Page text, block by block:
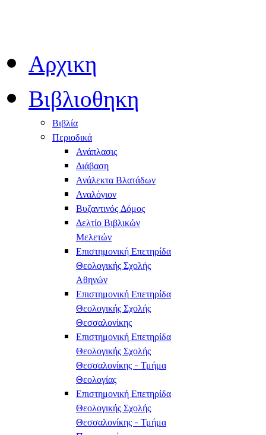
Αρχικη
Βιβλιοθηκη
Βιβλία
Περιοδικά
Ανάπλασις
Διάβαση
Ανάλεκτα Βλατάδων
Αναλόγιον
Βυζαντινός Δόμος
Δελτίο Βιβλικών
Μελετών
Επιστημονική Επετηρίδα
Θεολογικής Σχολής
Αθηνών
Επιστημονική Επετηρίδα
Θεολογικής Σχολής
Θεσσαλονίκης
Επιστημονική Επετηρίδα
Θεολογικής Σχολής
Θεσσαλονίκης - Τμήμα
Θεολογίας
Επιστημονική Επετηρίδα
Θεολογικής Σχολής
Θεσσαλονίκης - Τμήμα